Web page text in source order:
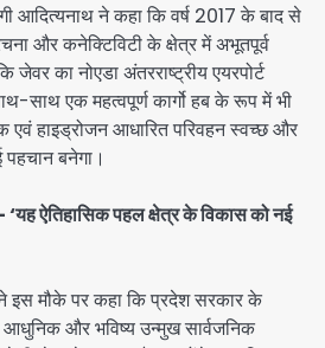
आदित्यनाथ ने कहा कि वर्ष 2017 के बाद से
और कनेक्टिविटी के क्षेत्र में अभूतपूर्व
जेवर का नोएडा अंतरराष्ट्रीय एयरपोर्ट
साथ एक महत्वपूर्ण कार्गो हब के रूप में भी
एवं हाइड्रोजन आधारित परिवहन स्वच्छ और
बनेगा।
‘यह ऐतिहासिक पहल क्षेत्र के विकास को नई
इस मौके पर कहा कि प्रदेश सरकार के
आधुनिक और भविष्य उन्मुख सार्वजनिक